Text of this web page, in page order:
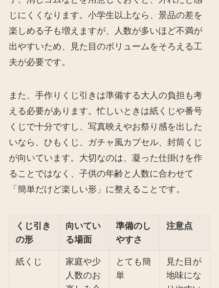
じにくくなります。小学生以上なら、景品の差を
楽しめる子も増えますが、人数が多いほど不満が
出やすいため、見た目のボリュームをそろえる工
夫が必要です。
また、手作りくじ引きは準備する大人の負担も考
える必要があります。忙しいときは紙くじや番号
くじで十分ですし、写真映えやお祭り感を出した
いなら、ひもくじ、ガチャ風カプセル、封筒くじ
が向いています。大切なのは、凝った仕掛けを作
ることではなく、子供の年齢と人数に合わせて
「簡単だけど楽しい形」に整えることです。
くじ引き
の形
向いてい
る場面
準備のし
やすさ
注意点
紙くじ
家庭や少
人数のお
とても簡
単
見た目が
地味にな